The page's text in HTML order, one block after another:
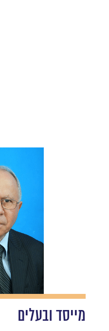
מייסד ובעלים